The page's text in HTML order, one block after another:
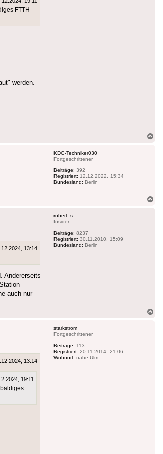
FTTH
werden.
KDG-Techniker030
Fortgeschrittener
Beiträge: 392
Registriert: 12.12.2022, 15:34
Bundesland: Berlin
robert_s
Insider
Beiträge: 8237
Registriert: 30.11.2010, 15:09
Bundesland: Berlin
13:14
Andererseits
auch nur
starkstrom
Fortgeschrittener
Beiträge: 113
Registriert: 20.11.2014, 21:06
Wohnort: nähe Ulm
13:14
19:11